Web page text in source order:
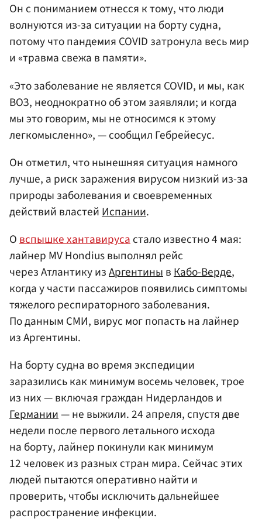
Он с пониманием отнесся к тому, что люди
волнуются из-за ситуации на борту судна,
потому что пандемия COVID затронула весь мир
и «травма свежа в памяти».
«Это заболевание не является COVID, и мы, как
ВОЗ, неоднократно об этом заявляли; и когда
мы это говорим, мы не относимся к этому
легкомысленно», — сообщил Гебрейесус.
Он отметил, что нынешняя ситуация намного
лучше, а риск заражения вирусом низкий из-за
природы заболевания и своевременных
действий властейИспании.
Овспышке хантавирусастало известно 4 мая:
лайнер MV Hondius выполнял рейс
через Атлантику изАргентинывКабо-Верде,
когда у части пассажиров появились симптомы
тяжелого респираторного заболевания.
По данным СМИ, вирус мог попасть на лайнер
из Аргентины.
На борту судна во время экспедиции
заразились как минимум восемь человек, трое
из них — включая граждан Нидерландов и
Германии— не выжили. 24 апреля, спустя две
недели после первого летального исхода
на борту, лайнер покинули как минимум
12 человек из разных стран мира. Сейчас этих
людей пытаются оперативно найти и
проверить, чтобы исключить дальнейшее
распространение инфекции.